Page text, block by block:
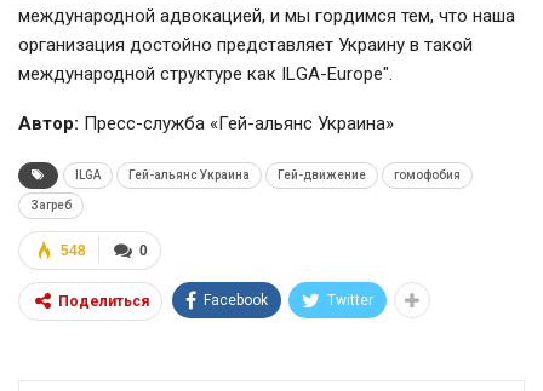
международной адвокацией, и мы гордимся тем, что наша
организация достойно представляет Украину в такой
международной структуре как ILGA-Europe".
Автор: Пресс-служба «Гей-альянс Украина»
ILGA Гей-альянс Украина Гей-движение гомофобия
Загреб
0
548
Поделиться Facebook Twitter